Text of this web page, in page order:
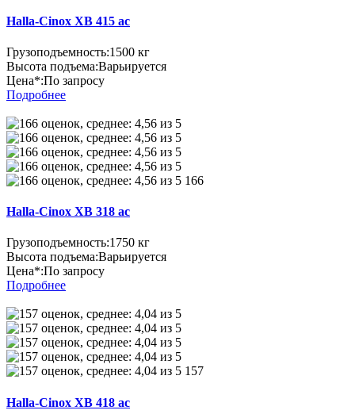
Halla-Cinox XB 415 ac
Грузоподъемность:1500 кг
Высота подъема:Варьируется
Цена*:По запросу
Подробнее
166
Halla-Cinox XB 318 ac
Грузоподъемность:1750 кг
Высота подъема:Варьируется
Цена*:По запросу
Подробнее
157
Halla-Cinox XB 418 ac